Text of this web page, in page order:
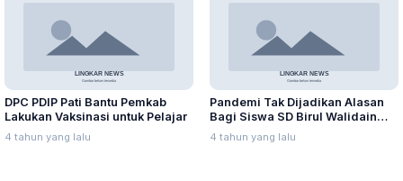
DPC PDIP Pati Bantu Pemkab
Lakukan Vaksinasi untuk Pelajar
4 tahun yang lalu
Pandemi Tak Dijadikan Alasan
Bagi Siswa SD Birul Walidain
Torehkan Prestasi
4 tahun yang lalu